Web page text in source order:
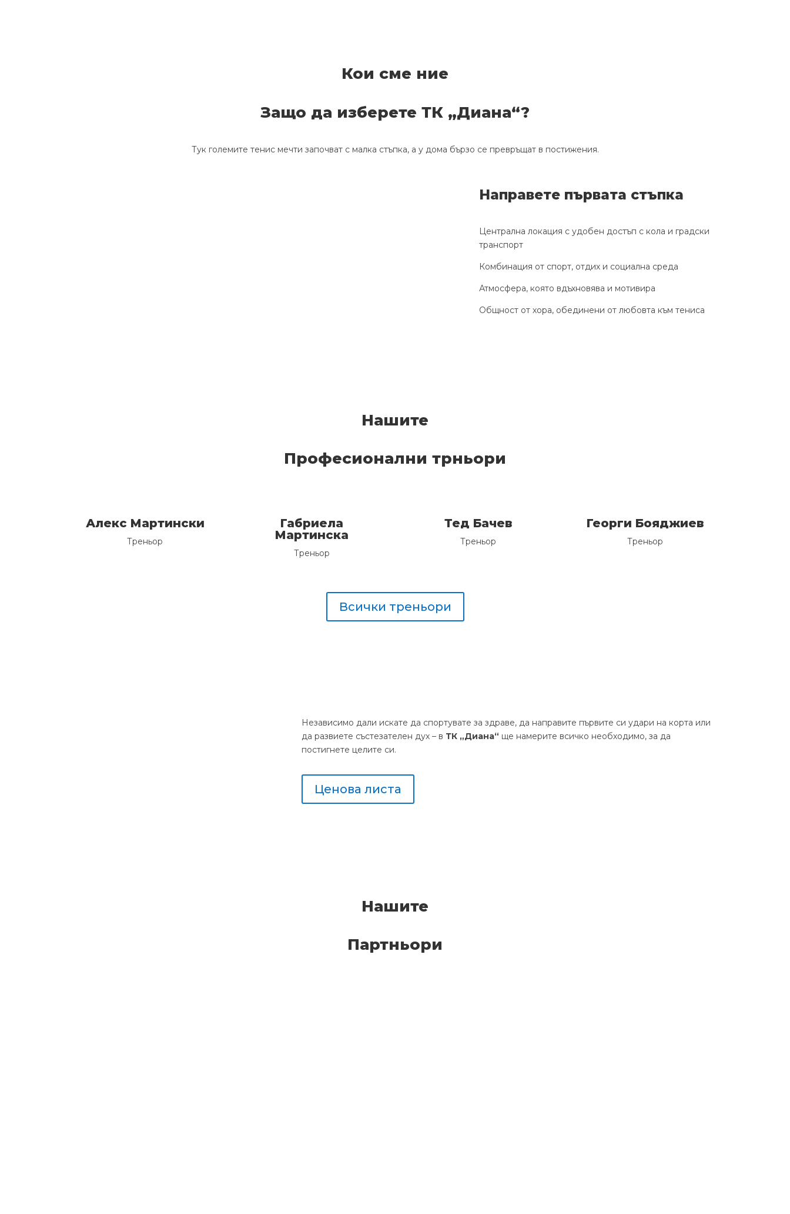
Кои сме ние
Защо да изберете ТК „Диана“?
Тук големите тенис мечти започват с малка стъпка, а у дома бързо се превръщат в постижения.
Направете първата стъпка
Централна локация с удобен достъп с кола и градски
транспорт
Комбинация от спорт, отдих и социална среда
Атмосфера, която вдъхновява и мотивира
Общност от хора, обединени от любовта към тениса
Нашите
Професионални трньори
Алекс Мартински
Треньор
Габриела
Мартинска
Треньор
Тед Бачев
Треньор
Георги Бояджиев
Треньор
Всички треньори
Независимо дали искате да спортувате за здраве, да направите първите си удари на корта или
да развиете състезателен дух – в ТК „Диана“ ще намерите всичко необходимо, за да
постигнете целите си.
Ценова листа
Нашите
Партньори